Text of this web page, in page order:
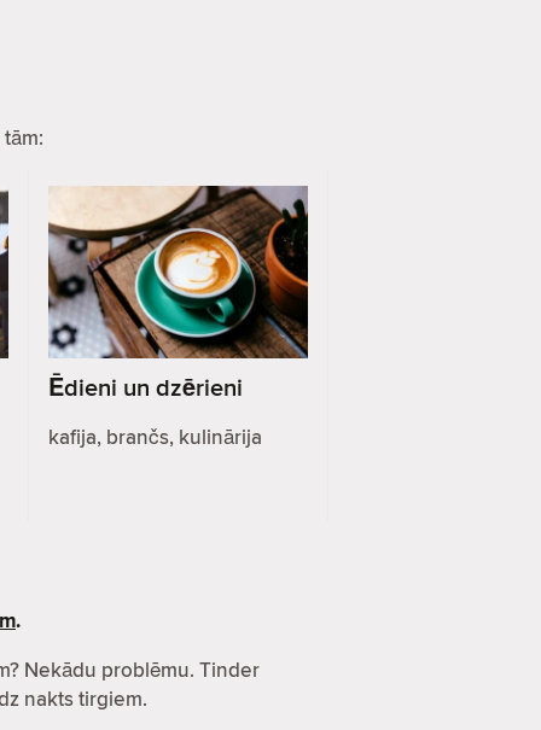
Ēdieni un dzērieni
kafija, brančs, kulinārija
.
Nekādu problēmu. Tinder
nakts tirgiem.